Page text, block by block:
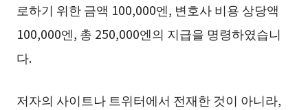
로하기 위한 금액 100,000엔, 변호사 비용 상당액
100,000엔, 총 250,000엔의 지급을 명령하였습니
다.
저자의 사이트나 트위터에서 전재한 것이 아니라,